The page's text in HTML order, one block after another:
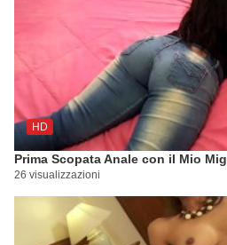
HD
Prima Scopata Anale con il Mio
26 visualizzazioni